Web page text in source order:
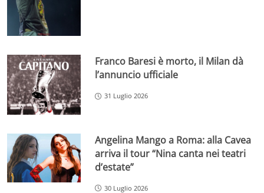
Franco Baresi è morto, il Milan dà
l’annuncio ufficiale
31 Luglio 2026
Angelina Mango a Roma: alla Cavea
arriva il tour “Nina canta nei teatri
d’estate”
30 Luglio 2026